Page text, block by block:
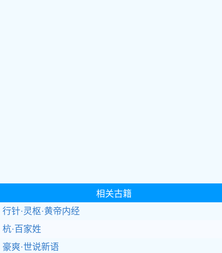
相关古籍
行针·灵枢·黄帝内经
杭·百家姓
豪爽·世说新语